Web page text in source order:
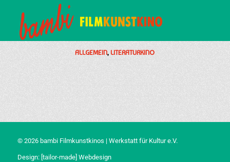
ALLGEMEIN, LITERATURKINO
© 2026 bambi Filmkunstkinos | Werkstatt für Kultur e.V.
Design: [tailor-made] Webdesign